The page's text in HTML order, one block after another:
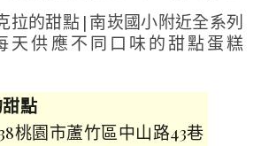
點
桃園市蘆竹區中山路43巷